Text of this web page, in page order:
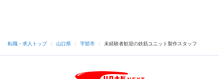
転職・求人トップ / 山口県 / 宇部市 / 未経験者歓迎の鉄筋ユニット製作スタッフ